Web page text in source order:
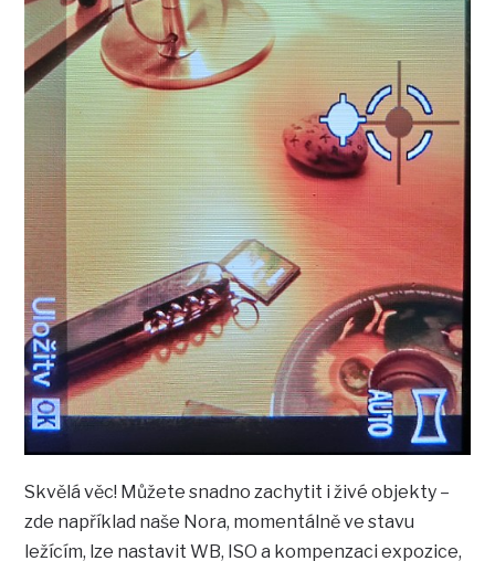
Skvělá věc! Můžete snadno zachytit i živé objekty –
zde například naše Nora, momentálně ve stavu
ležícím, lze nastavit WB, ISO a kompenzaci expozice,